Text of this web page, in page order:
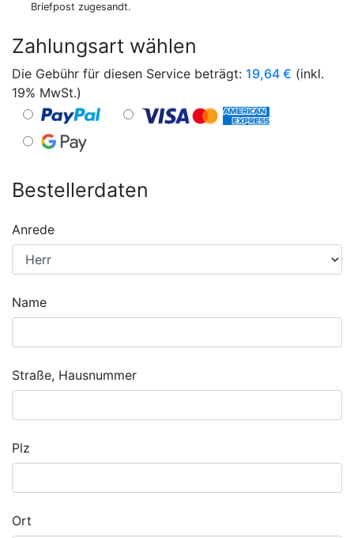
Briefpost zugesandt.
Zahlungsart wählen
Die Gebühr für diesen Service beträgt: 19,64 € (inkl.
19% MwSt.)
Bestellerdaten
Anrede
Name
Straße, Hausnummer
Plz
Ort